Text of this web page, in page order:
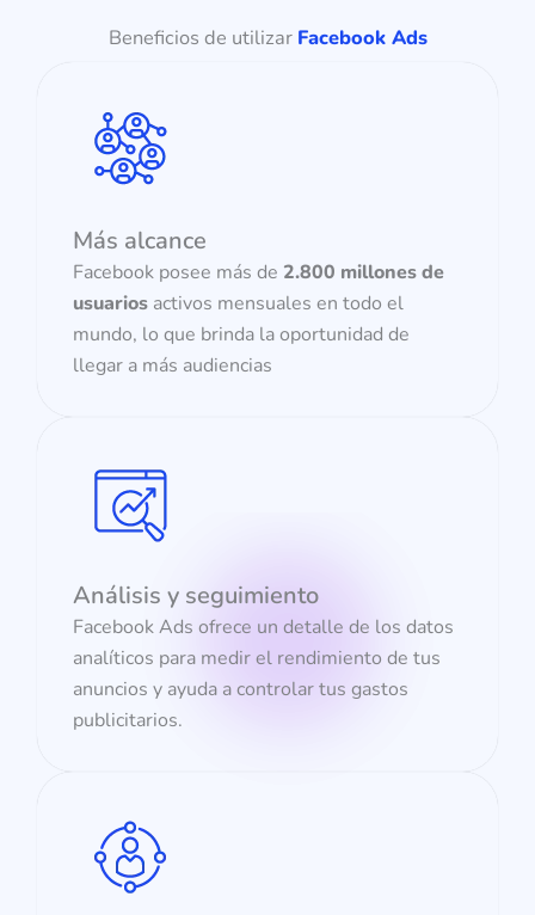
Beneficios de utilizar Facebook Ads
Más alcance
Facebook posee más de 2.800 millones de
usuarios activos mensuales en todo el
mundo, lo que brinda la oportunidad de
llegar a más audiencias
Análisis y seguimiento
Facebook Ads ofrece un detalle de los datos
analíticos para medir el rendimiento de tus
anuncios y ayuda a controlar tus gastos
publicitarios.